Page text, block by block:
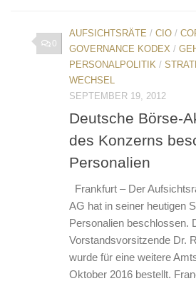
0
AUFSICHTSRÄTE / CIO /
GOVERNANCE KODEX /
PERSONALPOLITIK /
WECHSEL
SEPTEMBER 19, 2012
Deutsche Börse-
des Konzerns
Personalien
Frankfurt – Der
AG hat in seiner heutigen
Personalien beschlossen.
Vorstandsvorsitzende Dr.
wurde für eine weitere
Oktober 2016 bestellt.